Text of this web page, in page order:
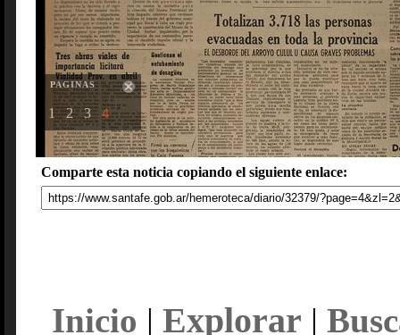
PAGINAS
1 2 3 4
Comparte esta noticia copiando el siguiente enlace:
Inicio | Explorar |